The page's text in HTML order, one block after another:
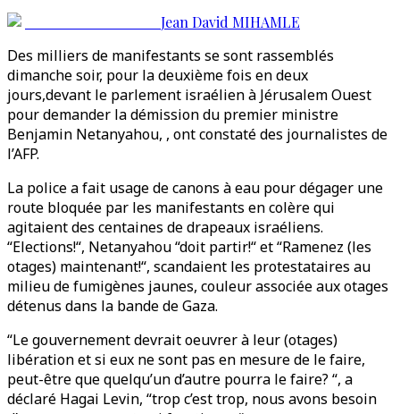
Jean David MIHAMLE
Des milliers de manifestants se sont rassemblés
dimanche soir, pour la deuxième fois en deux
jours,devant le parlement israélien à Jérusalem Ouest
pour demander la démission du premier ministre
Benjamin Netanyahou, , ont constaté des journalistes de
l’AFP.
La police a fait usage de canons à eau pour dégager une
route bloquée par les manifestants en colère qui
agitaient des centaines de drapeaux israéliens.
“Elections!“, Netanyahou “doit partir!“ et “Ramenez (les
otages) maintenant!“, scandaient les protestataires au
milieu de fumigènes jaunes, couleur associée aux otages
détenus dans la bande de Gaza.
“Le gouvernement devrait oeuvrer à leur (otages)
libération et si eux ne sont pas en mesure de le faire,
peut-être que quelqu’un d’autre pourra le faire? “, a
déclaré Hagai Levin, “trop c’est trop, nous avons besoin